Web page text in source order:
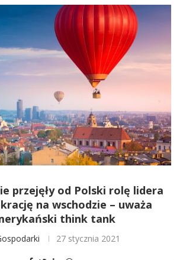
przejęły od Polski rolę lidera
na wschodzie – uważa
think tank
27 stycznia 2021